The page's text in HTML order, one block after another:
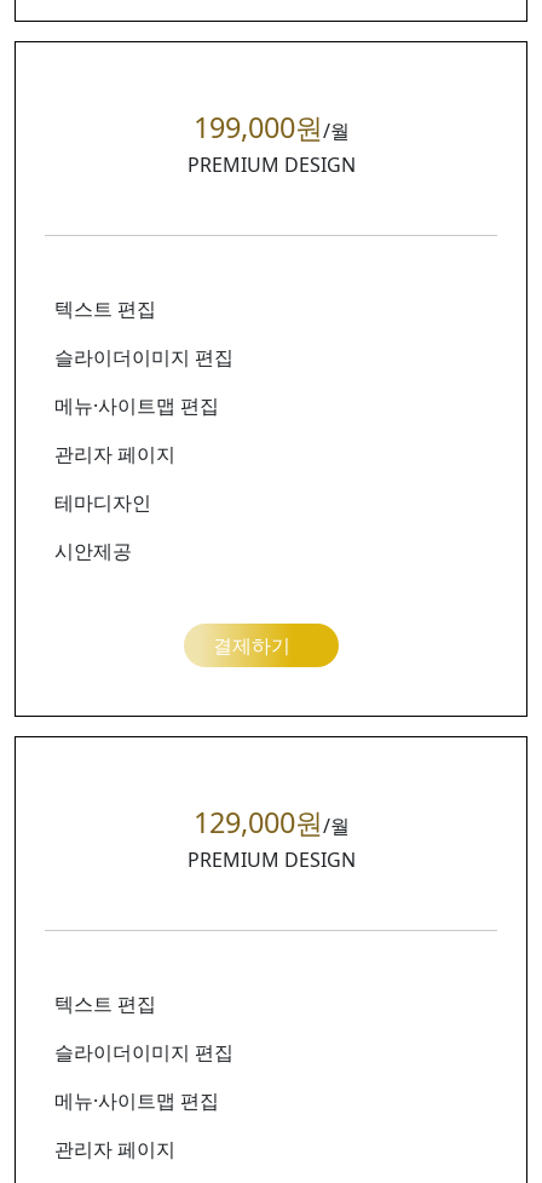
199,000원/월
PREMIUM DESIGN
텍스트 편집
슬라이더이미지 편집
메뉴·사이트맵 편집
관리자 페이지
테마디자인
시안제공
결제하기
129,000원/월
PREMIUM DESIGN
텍스트 편집
슬라이더이미지 편집
메뉴·사이트맵 편집
관리자 페이지